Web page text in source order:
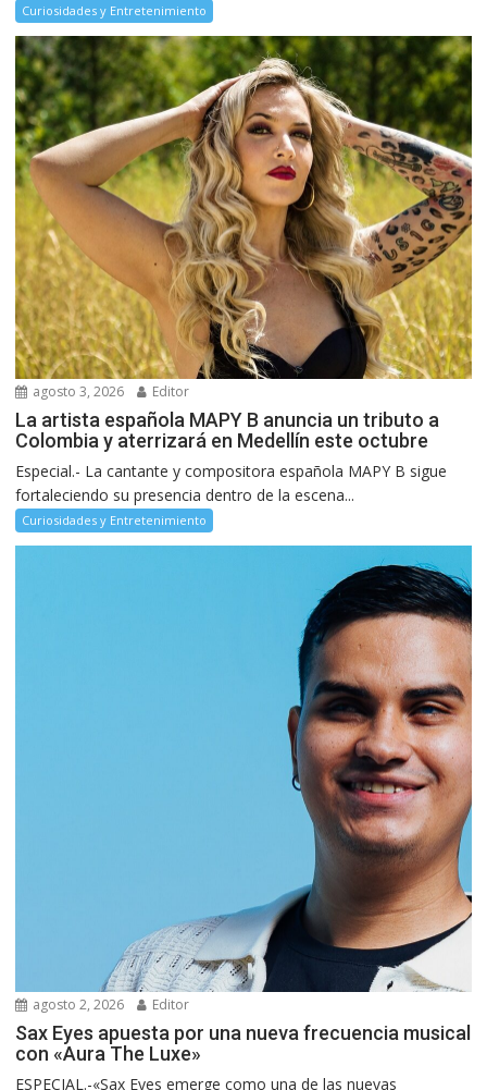
Curiosidades y Entretenimiento
agosto 3, 2026 Editor
La artista española MAPY B anuncia un tributo a
Colombia y aterrizará en Medellín este octubre
Especial.- La cantante y compositora española MAPY B sigue
fortaleciendo su presencia dentro de la escena...
Curiosidades y Entretenimiento
agosto 2, 2026 Editor
Sax Eyes apuesta por una nueva frecuencia musical
con «Aura The Luxe»
ESPECIAL.-«Sax Eyes emerge como una de las nuevas